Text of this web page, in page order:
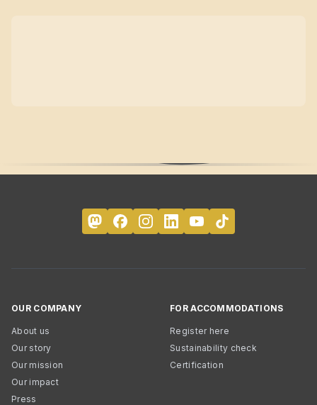
OUR COMPANY
About us
Our story
Our mission
Our impact
Press
FOR ACCOMMODATIONS
Register here
Sustainability check
Certification